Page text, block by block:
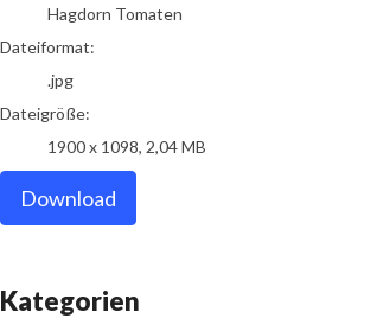
Hagdorn Tomaten
Dateiformat:
.jpg
Dateigröße:
1900 x 1098, 2,04 MB
Download
Kategorien